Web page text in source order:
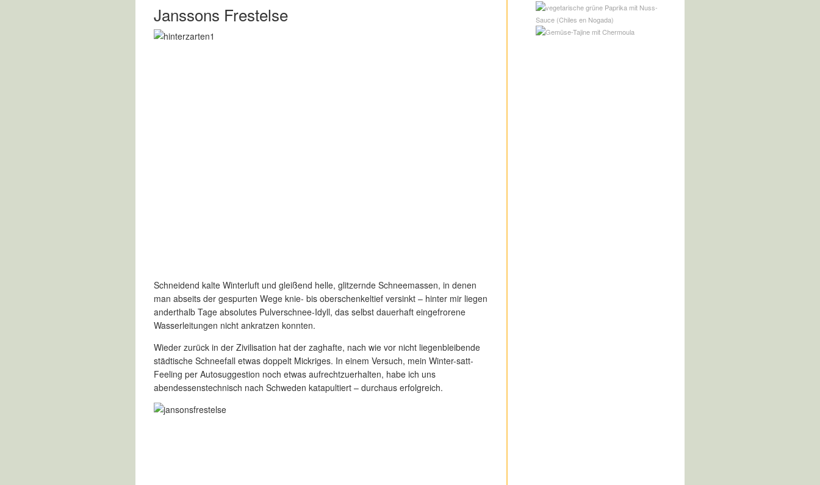
Janssons Frestelse
Schneidend kalte Winterluft und gleißend helle, glitzernde Schneemassen, in denen
man abseits der gespurten Wege knie- bis oberschenkeltief versinkt – hinter mir liegen
anderthalb Tage absolutes Pulverschnee-Idyll, das selbst dauerhaft eingefrorene
Wasserleitungen nicht ankratzen konnten.
Wieder zurück in der Zivilisation hat der zaghafte, nach wie vor nicht liegenbleibende
städtische Schneefall etwas doppelt Mickriges. In einem Versuch, mein Winter-satt-
Feeling per Autosuggestion noch etwas aufrechtzuerhalten, habe ich uns
abendessenstechnisch nach Schweden katapultiert – durchaus erfolgreich.